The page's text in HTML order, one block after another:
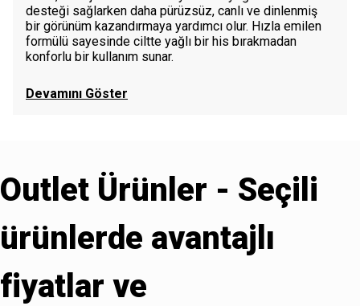
desteği sağlarken daha pürüzsüz, canlı ve dinlenmiş
bir görünüm kazandırmaya yardımcı olur. Hızla emilen
formülü sayesinde ciltte yağlı bir his bırakmadan
konforlu bir kullanım sunar.
Devamını Göster
Outlet Ürünler - Seçili
ürünlerde avantajlı
fiyatlar ve